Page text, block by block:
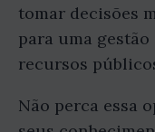
tomar decisões
para uma
recursos
Não perca essa